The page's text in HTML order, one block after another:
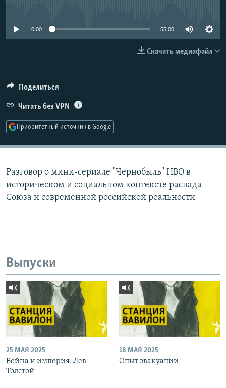
РАСПИСАНИЕ ВЕЩАНИЯ
0:00 55:00
Скачать медиафайл
Поделиться
Читать без VPN
Приоритетный источник в Google
Разговор о мини-сериале "Чернобыль" HBO в
историческом и социальном контексте распада
Союза и современной российской реальности
Выпуски
25 МАЯ 2025
Война и империя. Лев
Толстой
18 МАЯ 2025
Опыт эвакуации